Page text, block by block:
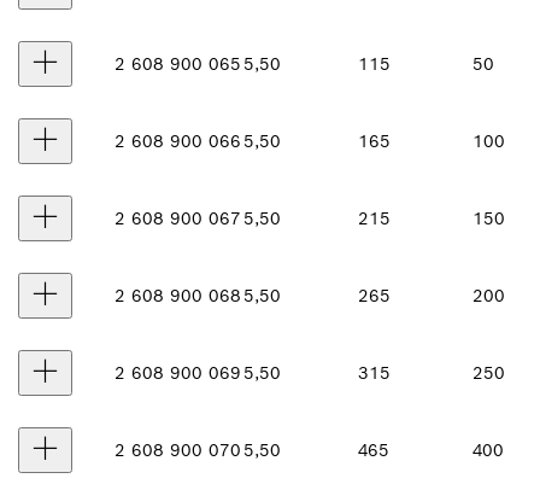
2 608 900 065 5,50 115 50
2 608 900 066 5,50 165 100
2 608 900 067 5,50 215 150
2 608 900 068 5,50 265 200
2 608 900 069 5,50 315 250
2 608 900 070 5,50 465 400